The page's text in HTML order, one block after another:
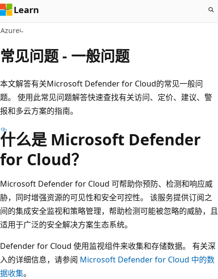
Learn
Azure
常见问题 - 一般问题
本文解答有关Microsoft Defender for Cloud的常见一般问
题。 使用此常见问题解答快速查找有关访问、定价、建议、警
报和多云方案的指南。
什么是 Microsoft Defender
for Cloud？
Microsoft Defender for Cloud 可帮助你预防、检测和响应威
胁，同时增强资源的可见性和安全可控性。 该服务提供订阅之
间的集成安全监视和策略管理，帮助检测可能被忽略的威胁，且
适用于广泛的安全解决方案生态系统。
Defender for Cloud 使用监视组件来收集和存储数据。 有关深
入的详细信息，请参阅 Microsoft Defender for Cloud 中的数
据收集。